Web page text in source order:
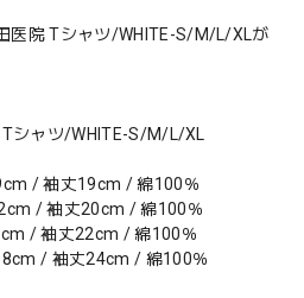
医院 Tシャツ/WHITE-S/M/L/XLが
シャツ/WHITE-S/M/L/XL
/ 袖丈19cm / 綿100％
/ 袖丈20cm / 綿100％
/ 袖丈22cm / 綿100％
/ 袖丈24cm / 綿100％